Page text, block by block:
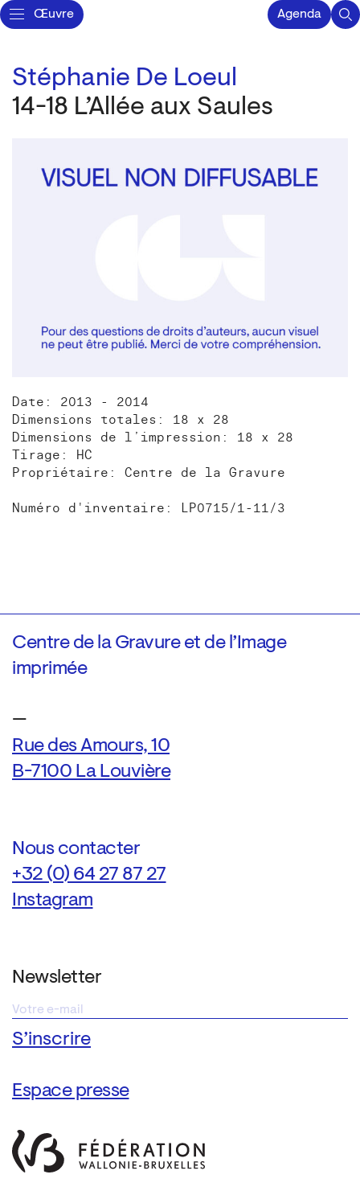
Œuvre Agenda
Stéphanie De Loeul
14-18 L’Allée aux Saules
Date: 2013 - 2014
Dimensions totales: 18 x 28
Dimensions de l’impression: 18 x 28
Tirage: HC
Propriétaire: Centre de la Gravure
Numéro d'inventaire: LP0715/1-11/3
Centre de la Gravure et de l’Image
imprimée
—
Rue des Amours, 10
B-7100 La Louvière
Nous contacter
+32 (0) 64 27 87 27
Instagram
Newsletter
Espace presse